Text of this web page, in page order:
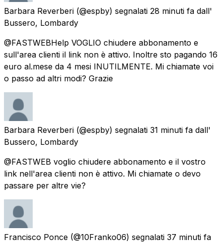
Barbara Reverberi (@espby) segnalati 28 minuti fa dall'
Bussero, Lombardy
@FASTWEBHelp VOGLIO chiudere abbonamento e
sull'area clienti il link non è attivo. Inoltre sto pagando 16
euro al.mese da 4 mesi INUTILMENTE. Mi chiamate voi
o passo ad altri modi? Grazie
Barbara Reverberi (@espby) segnalati 31 minuti fa dall'
Bussero, Lombardy
@FASTWEB voglio chiudere abbonamento e il vostro
link nell'area clienti non è attivo. Mi chiamate o devo
passare per altre vie?
Francisco Ponce (@10Franko06) segnalati 37 minuti fa